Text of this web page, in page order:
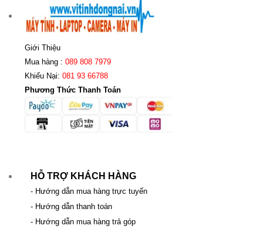
Giới Thiệu
Mua hàng : 089 808 7979
Khiếu Nại: 081 93 66788
Phương Thức Thanh Toán
HỖ TRỢ KHÁCH HÀNG
- Hướng dẫn mua hàng trực tuyến
- Hướng dẫn thanh toán
- Hướng dẫn mua hàng trả góp